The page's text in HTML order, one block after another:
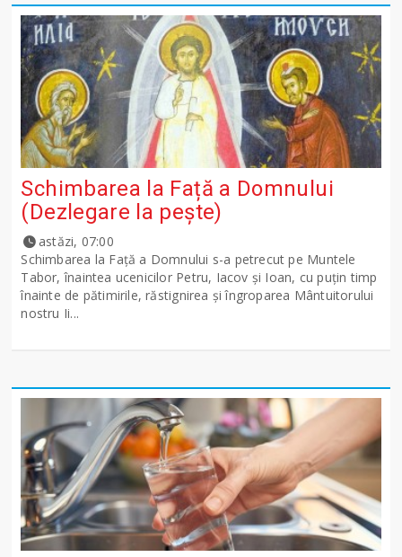
Schimbarea la Față a Domnului
(Dezlegare la peşte)
astăzi, 07:00
Schimbarea la Față a Domnului s-a petrecut pe Muntele
Tabor, înaintea ucenicilor Petru, Iacov și Ioan, cu puțin timp
înainte de pătimirile, răstignirea și îngroparea Mântuitorului
nostru Ii...